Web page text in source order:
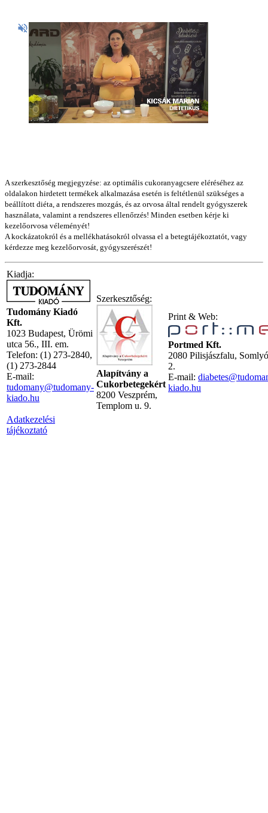
A szerkesztőség megjegyzése: az optimális cukoranyagcsere eléréséhez az
oldalakon hirdetett termékek alkalmazása esetén is feltétlenül szükséges a
beállított diéta, a rendszeres mozgás, és az orvosa által rendelt gyógyszerek
használata, valamint a rendszeres ellenőrzés! Minden esetben kérje ki
kezelőorvosa véleményét!
A kockázatokról és a mellékhatásokról olvassa el a betegtájékoztatót, vagy
kérdezze meg kezelőorvosát, gyógyszerészét!
Kiadja:
Tudomány Kiadó
Kft.
1023 Budapest, Ürömi
utca 56., III. em.
Telefon: (1) 273-2840,
(1) 273-2844
E-mail:
tudomany@tudomany-
kiado.hu
Adatkezelési
tájékoztató
Szerkesztőség:
Alapítvány a
Cukorbetegekért
8200 Veszprém,
Templom u. 9.
Print & Web:
Portmed Kft.
2080 Pilisjászfalu,
2.
E-mail:
kiado.hu